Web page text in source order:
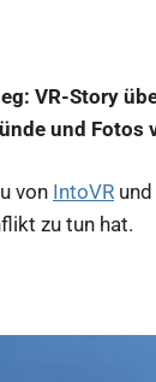
VR-Story
und Fotos
von IntoVR
zu tun hat.